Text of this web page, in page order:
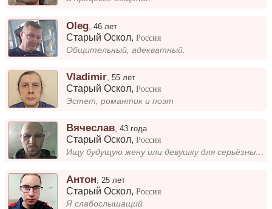
Oleg ,46 лет
Старый Оскол,Россия
Общительный, адекватный.
Vladimir ,55 лет
Старый Оскол,Россия
Эстет, романтик и поэт
Вячеслав,43 года
Старый Оскол,Россия
Ищу будущую жену или девушку для серьёзных отношений
Антон 25 лет
Старый Оскол,Россия
Я слабослышащий